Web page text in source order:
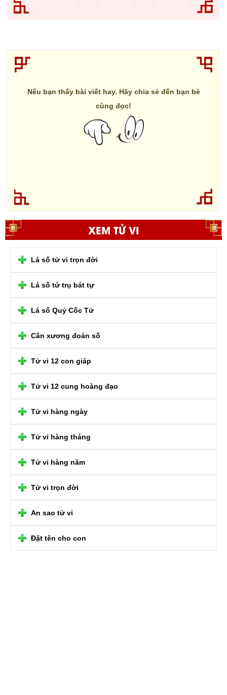
Nếu bạn thấy bài viết hay. Hãy chia sẻ đến bạn bè
cùng đọc!
XEM TỬ VI
Lá số tử vi trọn đời
Lá số tứ trụ bát tự
Lá số Quỷ Cốc Tử
Cân xương đoán số
Tử vi 12 con giáp
Tử vi 12 cung hoàng đạo
Tử vi hàng ngày
Tử vi hàng tháng
Tử vi hàng năm
Tử vi trọn đời
An sao tử vi
Đặt tên cho con